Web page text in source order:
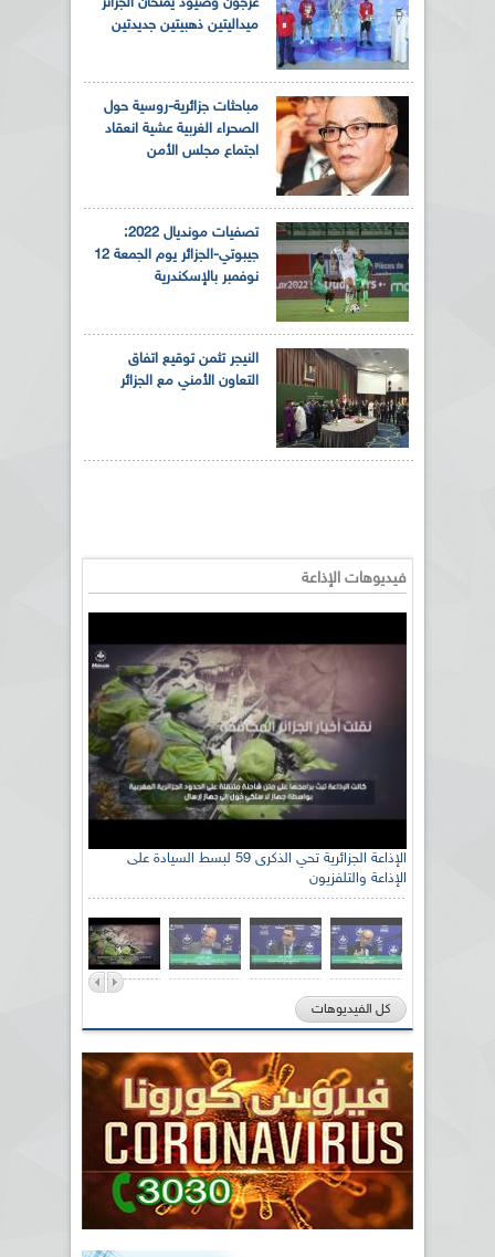
ميداليتين ذهبيتين جديدتين
مباحثات جزائرية-روسية حول
الصحراء الغربية عشية انعقاد
اجتماع مجلس الأمن
تصفيات مونديال 2022:
جيبوتي-الجزائر يوم الجمعة 12
نوفمبر بالإسكندرية
النيجر تثمن توقيع اتفاق
التعاون الأمني مع الجزائر
فيديوهات الإذاعة
الإذاعة الجزائرية تحي الذكرى 59 لبسط السيادة على
الإذاعة والتلفزيون
كل الفيديوهات